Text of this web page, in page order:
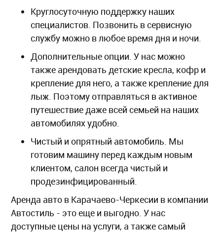
Круглосуточную поддержку наших
специалистов. Позвонить в сервисную
службу можно в любое время дня и ночи.
Дополнительные опции. У нас можно
также арендовать детские кресла, кофр и
крепление для него, а также крепление для
лыж. Поэтому отправляться в активное
путешествие даже всей семьей на наших
автомобилях удобно.
Чистый и опрятный автомобиль. Мы
готовим машину перед каждым новым
клиентом, салон всегда чистый и
продезинфицированный.
Аренда авто в Карачаево-Черкесии в компании
Автостиль - это еще и выгодно. У нас
доступные цены на услуги, а также самый